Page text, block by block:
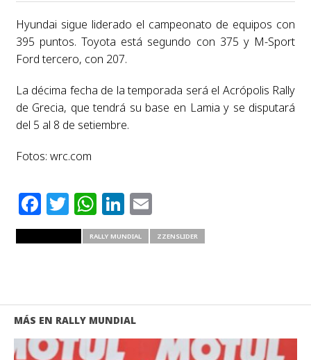
Hyundai sigue liderado el campeonato de equipos con
395 puntos. Toyota está segundo con 375 y M-Sport
Ford tercero, con 207.
La décima fecha de la temporada será el Acrópolis Rally
de Grecia, que tendrá su base en Lamia y se disputará
del 5 al 8 de setiembre.
Fotos: wrc.com
Facebook
Twitter
WhatsApp
LinkedIn
Email
RALLY MUNDIAL ZZENSLIDER
MÁS EN RALLY MUNDIAL